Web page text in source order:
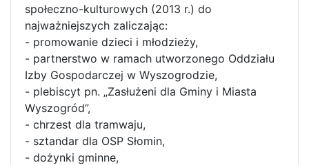
społeczno-kulturowych (2013 r.) do
najważniejszych zaliczając:
- promowanie dzieci i młodzieży,
- partnerstwo w ramach utworzonego Oddziału
Izby Gospodarczej w Wyszogrodzie,
- plebiscyt pn. „Zasłużeni dla Gminy i Miasta
Wyszogród”,
- chrzest dla tramwaju,
- sztandar dla OSP Słomin,
- dożynki gminne,